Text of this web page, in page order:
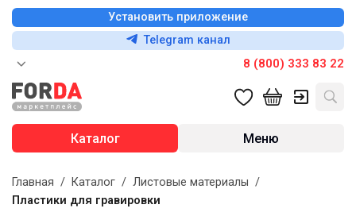
Установить приложение
Telegram канал
8 (800) 333 83 22
Каталог Меню
Главная / Каталог / Листовые материалы /
Пластики для гравировки